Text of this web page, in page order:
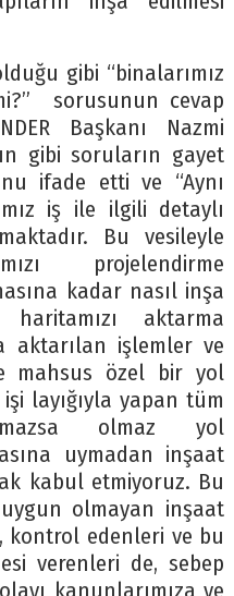
gibi “binalarımız
sorusunun cevap
Başkanı Nazmi
gibi soruların gayet
ifade etti ve “Aynı
iş ile ilgili detaylı
Bu vesileyle
projelendirme
kadar nasıl inşa
aktarma
aktarılan işlemler ve
mahsus özel bir yol
layığıyla yapan tüm
olmaz yol
uymadan inşaat
kabul etmiyoruz. Bu
olmayan inşaat
kontrol edenleri ve bu
verenleri de, sebep